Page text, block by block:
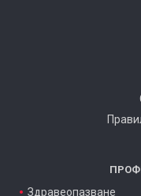
Здравеопазване